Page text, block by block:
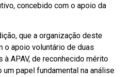
concebido com o apoio da
que a organização deste
o apoio voluntário de duas
APAV, de reconhecido mérito
papel fundamental na análise